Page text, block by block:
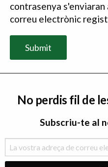
contrasenya
correu electrònic
No perdis fil de
Subscriu-te al